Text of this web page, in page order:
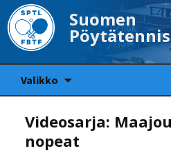
Suomen
Valikko
Videosarja:
nopeat